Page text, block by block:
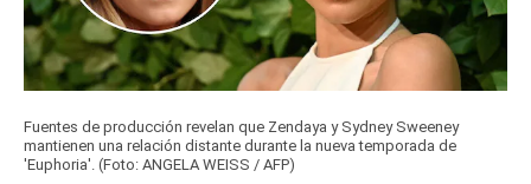
Fuentes de producción revelan que Zendaya y Sydney Sweeney
mantienen una relación distante durante la nueva temporada de
'Euphoria'. (Foto: ANGELA WEISS / AFP)